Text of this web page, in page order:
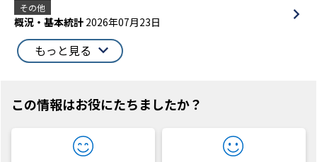
その他
概況・基本統計 2026年07月23日
もっと見る
この情報はお役にたちましたか？